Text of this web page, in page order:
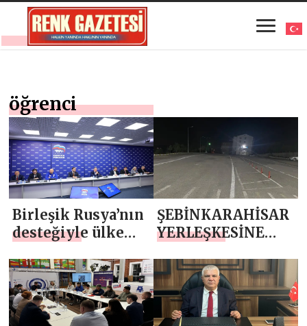
öğrenci
Birleşik Rusya’nın
desteğiyle ülke
öğrenci yurdu
yenilenecek
ŞEBİNKARAHİSAR
YERLEŞKESİNE